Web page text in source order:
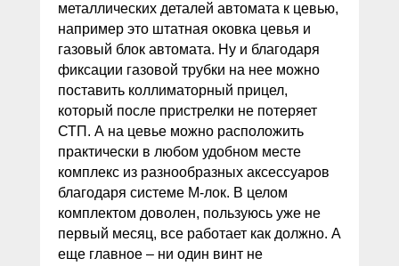
металлических деталей автомата к цевью,
например это штатная оковка цевья и
газовый блок автомата. Ну и благодаря
фиксации газовой трубки на нее можно
поставить коллиматорный прицел,
который после пристрелки не потеряет
СТП. А на цевье можно расположить
практически в любом удобном месте
комплекс из разнообразных аксессуаров
благодаря системе М-лок. В целом
комплектом доволен, пользуюсь уже не
первый месяц, все работает как должно. А
еще главное – ни один винт не